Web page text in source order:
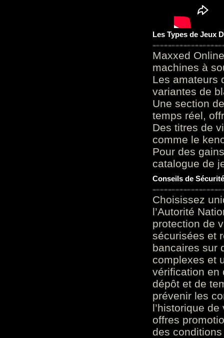
Les Types de Jeux
Maxxed
machines à
Les amateurs
variantes de
Une section
temps réel,
Des titres de
comme le
Pour des
catalogue de
Conseils de
Choisissez
l’Autorité
protection de
sécurisées et
bancaires sur
complexes et
vérification en
dépôt et de
prévenir les
l’historique
offres
des